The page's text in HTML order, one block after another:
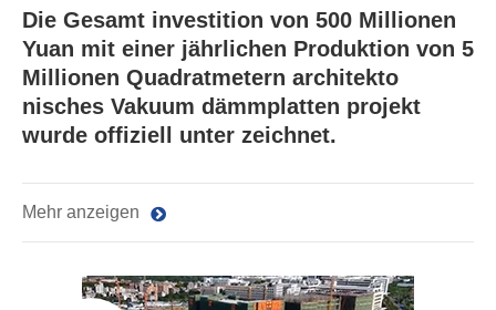
Die Gesamt investition von 500 Millionen
Yuan mit einer jährlichen Produktion von 5
Millionen Quadratmetern architekto
nisches Vakuum dämmplatten projekt
wurde offiziell unter zeichnet.
Mehr anzeigen